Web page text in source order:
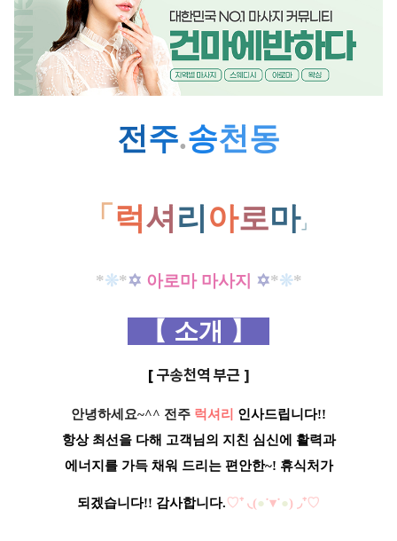
전주.송천동
「 럭셔 리아로마」
*❊*✡ 아로마 마사지 ✡*❊*
【 소개 】
[ 구송천역 부근 ]
안녕하세요~^^ 전주 럭셔리 인사드립니다!!
항상 최선을 다해 고객님의 지친 심신에 활력과
에너지를 가득 채워 드리는 편안한~! 휴식처가
되겠습니다!! 감사합니다.♡⁺ ◟(●˙▾˙●) ◞⁺♡